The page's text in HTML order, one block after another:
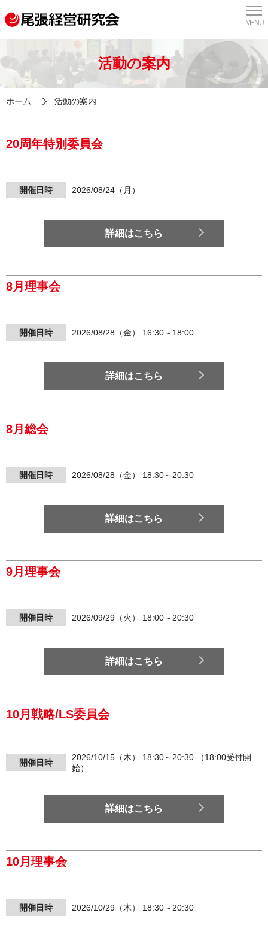
MENU
活動の案内
ホーム 活動の案内
20周年特別委員会
開催日時 2026/08/24（月）
詳細はこちら
8月理事会
開催日時 2026/08/28（金） 16:30～18:00
詳細はこちら
8月総会
開催日時 2026/08/28（金） 18:30～20:30
詳細はこちら
9月理事会
開催日時 2026/09/29（火） 18:00～20:30
詳細はこちら
10月戦略/LS委員会
開催日時
2026/10/15（木） 18:30～20:30 （18:00受付開
始）
詳細はこちら
10月理事会
開催日時 2026/10/29（木） 18:30～20:30